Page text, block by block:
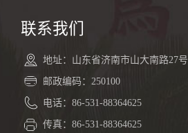
联系我们
地址：山东省济南市山大南路27号
邮政编码：250100
电话：86-531-88364625
传真：86-531-88364625